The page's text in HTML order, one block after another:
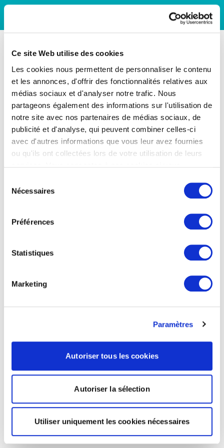
Ce site Web utilise des cookies
Les cookies nous permettent de personnaliser le contenu
et les annonces, d'offrir des fonctionnalités relatives aux
médias sociaux et d'analyser notre trafic. Nous
partageons également des informations sur l'utilisation de
notre site avec nos partenaires de médias sociaux, de
publicité et d'analyse, qui peuvent combiner celles-ci
avec d'autres informations que vous leur avez fournies
ou qu'ils ont collectées lors de votre utilisation de leurs
Nécessaires
Préférences
Statistiques
Marketing
Paramètres
Autoriser tous les cookies
Autoriser la sélection
Utiliser uniquement les cookies nécessaires